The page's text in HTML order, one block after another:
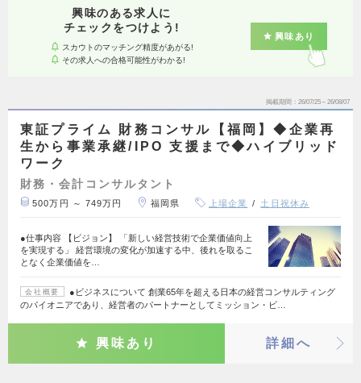
興味のある求人に
チェックをつけよう!
スカウトのマッチング精度があがる!
その求人への合格可能性がわかる!
興味あり
掲載期間 26/07/25～26/08/07
東証プライム 財務コンサル【福岡】◆企業再
生から事業承継/IPO 支援まで◆ハイブリッド
ワーク
財務・会計コンサルタント
500万円 ～ 749万円 福岡県 上場企業 土日祝休み
●仕事内容 【ビジョン】 「新しい経営技術で企業価値向上
を実現する」 経営環境の変化が加速する中、後れを取るこ
となく企業価値を…
会社概要
●ビジネスについて 創業65年を超える日本の経営コンサルティング
のパイオニアであり、経営者のパートナーとしてミッション・ビ…
興味あり 詳細へ